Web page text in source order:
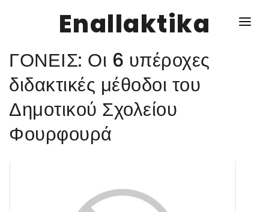
Enallaktika
NEWS
ΥΓΕΙΑ
ΣΥΝΤΑΓΕΣ
ΓΟΝΕΙΣ: Οι 6 υπέροχες
διδακτικές μέθοδοι του
Δημοτικού Σχολείου
Φουρφουρά